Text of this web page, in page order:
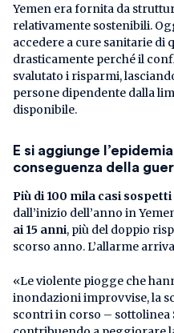
Yemen era fornita da
relativamente sostenibili.
accedere a cure sanitarie di
drasticamente perché il
svalutato i risparmi,
persone dipendente dalla
disponibile.
E si aggiunge
conseguenza della
Più di 100 mila casi
dall’inizio dell’anno in
ai 15 anni, più del doppio
scorso anno. L’allarme
«Le violente piogge che
inondazioni improvvise, la
scontri in corso – sottolinea